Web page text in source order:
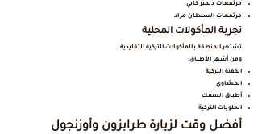
مرتفعات ديمير كابي
مرتفعات السلطان مراد
تجربة المأكولات المحلية
تشتهر المنطقة بالمأكولات التركية التقليدية.
ومن أشهر الأطباق:
الكفتة التركية
المشاوي
أطباق السمك
الحلويات التركية
أفضل وقت لزيارة طرابزون وأوزنجول